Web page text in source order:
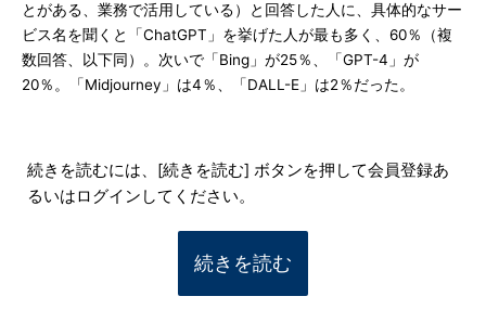
とがある、業務で活用している）と回答した人に、具体的なサー
ビス名を聞くと「ChatGPT」を挙げた人が最も多く、60％（複
数回答、以下同）。次いで「Bing」が25％、「GPT-4」が
20％。「Midjourney」は4％、「DALL-E」は2％だった。
続きを読むには、[続きを読む] ボタンを押して会員登録あ
るいはログインしてください。
続きを読む